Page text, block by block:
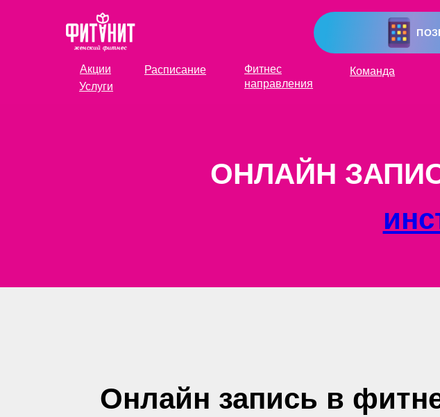
Акции
Услуги
Расписание
Фитнес
направления
Команда
ОНЛАЙН
Онлайн запись в